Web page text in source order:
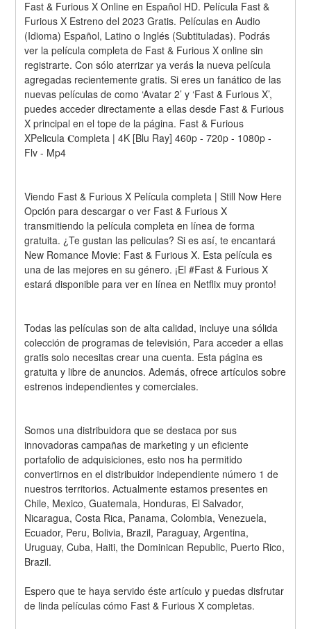
Fast & Furious X Online en Español HD. Película Fast &
Furious X Estreno del 2023 Gratis. Películas en Audio
(Idioma) Español, Latino o Inglés (Subtituladas). Podrás
ver la película completa de Fast & Furious X online sin
registrarte. Con sólo aterrizar ya verás la nueva película
agregadas recientemente gratis. Si eres un fanático de las
nuevas películas de como ‘Avatar 2’ y ‘Fast & Furious X’,
puedes acceder directamente a ellas desde Fast & Furious
X principal en el tope de la página. Fast & Furious
XPelicula 𝐂ompleta | 4K [Blu Ray] 460p - 720p - 1080p -
Flv - Mp4
Viendo Fast & Furious X Película completa | Still Now Here
Opción para descargar o ver Fast & Furious X
transmitiendo la película completa en línea de forma
gratuita. ¿Te gustan las peliculas? Si es así, te encantará
New Romance Movie: Fast & Furious X. Esta película es
una de las mejores en su género. ¡El #Fast & Furious X
estará disponible para ver en línea en Netflix muy pronto!
Todas las películas son de alta calidad, incluye una sólida
colección de programas de televisión, Para acceder a ellas
gratis solo necesitas crear una cuenta. Esta página es
gratuita y libre de anuncios. Además, ofrece artículos sobre
estrenos independientes y comerciales.
Somos una distribuidora que se destaca por sus
innovadoras campañas de marketing y un eficiente
portafolio de adquisiciones, esto nos ha permitido
convertirnos en el distribuidor independiente número 1 de
nuestros territorios. Actualmente estamos presentes en
Chile, Mexico, Guatemala, Honduras, El Salvador,
Nicaragua, Costa Rica, Panama, Colombia, Venezuela,
Ecuador, Peru, Bolivia, Brazil, Paraguay, Argentina,
Uruguay, Cuba, Haiti, the Dominican Republic, Puerto Rico,
Brazil.
Espero que te haya servido éste artículo y puedas disfrutar
de linda películas cómo Fast & Furious X completas.